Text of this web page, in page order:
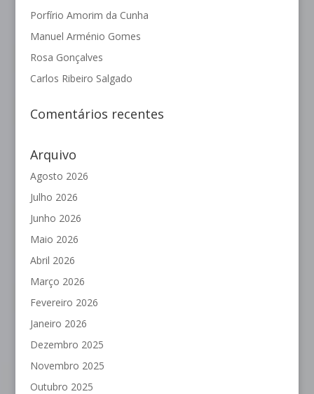
Porfírio Amorim da Cunha
Manuel Arménio Gomes
Rosa Gonçalves
Carlos Ribeiro Salgado
Comentários recentes
Arquivo
Agosto 2026
Julho 2026
Junho 2026
Maio 2026
Abril 2026
Março 2026
Fevereiro 2026
Janeiro 2026
Dezembro 2025
Novembro 2025
Outubro 2025